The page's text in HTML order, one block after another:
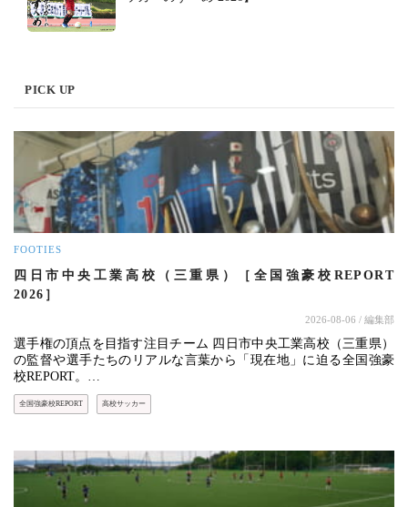
PICK UP
FOOTIES
四日市中央工業高校（三重県）［全国強豪校REPORT
2026］
2026-08-06 / 編集部
選手権の頂点を目指す注目チーム 四日市中央工業高校（三重県）
の監督や選手たちのリアルな言葉から「現在地」に迫る全国強豪
校REPORT。…
全国強豪校REPORT 高校サッカー